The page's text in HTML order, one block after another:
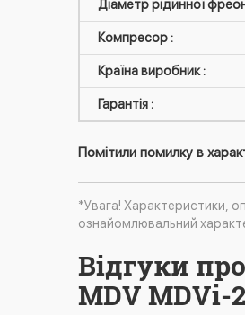
Діаметр рідинної
Компресор :
Країна виробник :
Гарантія :
Помітили помилку в
*Увага! Характеристики,
ознайомлювальний
Відгуки
MDV MDVi-